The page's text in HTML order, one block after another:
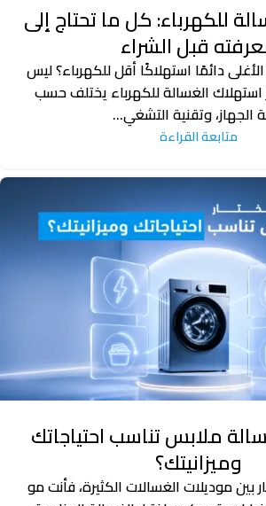
للكهرباء: كل ما تحتاج إلى
قبل الشراء
دائمًا استهلاكًا أقل للكهرباء؟ ليس
استهلاك الغسالة للكهرباء يختلف حسب
وتقنية التشغي...
متابعة القراءة
ملابس تناسب احتياجاتك
وميزانيتك؟
موديلات الغسالات الكثيرة، فأنت مو